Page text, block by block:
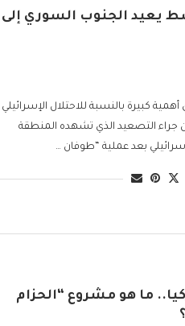
يعيد الجنوب السوري إلى
كبيرة بالنسبة للاحتلال الإسرائيلي
جراء التصعيد الذي تشهده المنطقة
بعد عملية “طوفان …
ما هو مشروع “الحزام